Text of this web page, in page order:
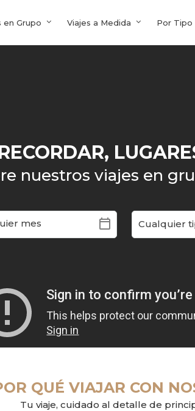
en Grupo Viajes a Medida Por Tipo
nuestros viajes en
calendar_today
QUÉ VIAJAR CON
Tu viaje, cuidado al detalle de